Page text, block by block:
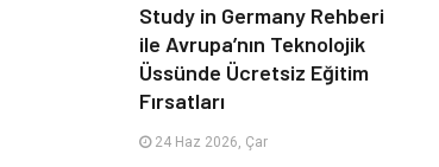
Study in Germany Rehberi
ile Avrupa’nın Teknolojik
Üssünde Ücretsiz Eğitim
Fırsatları
24 Haz 2026, Çar